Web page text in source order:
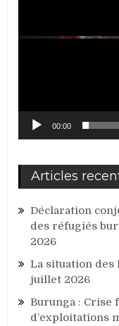
00:00
Articles
Déclaration
des réfugiés
2026
La situation des
juillet 2026
Burunga : Crise
d’exploitations